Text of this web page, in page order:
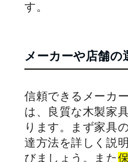
す。
メーカーや店舗の
信頼できるメーカ
は、良質な木製家
ります。まず家具
達方法を詳しく説
びましょう。また